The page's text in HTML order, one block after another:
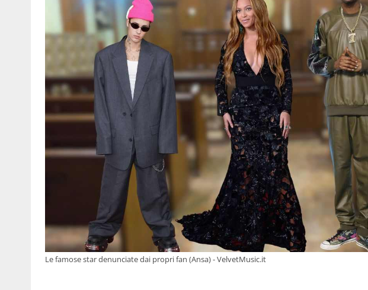
Le famose star denunciate dai propri fan (Ansa) - VelvetMusic.it